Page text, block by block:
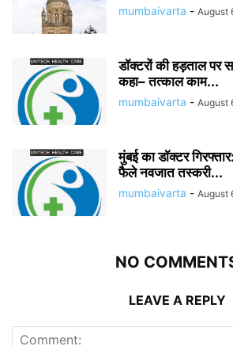
mumbaivarta - August
डॉक्टरों की हड़ताल पर
कहा– तत्काल काम...
mumbaivarta - August
मुंबई का डॉक्टर
फैले नवजात तस्करी...
mumbaivarta - August
NO
LEAVE A REPLY